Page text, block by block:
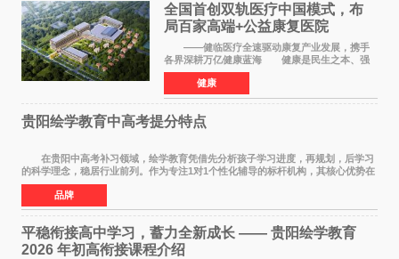
全国首创双轨医疗中国模式，布
局百家高端+公益康复医院
——健临医疗全速驱动康复产业发展，携手
各界深耕万亿健康蓝海 健康是民生之本、强
国之基。人民的幸福生活，一个最重要的指标就
是健康。伴随《健康中国2030规划纲要》深入实
施、十五五康复
健康
贵阳绘学教育中高考提分特点
在贵阳中高考补习领域，绘学教育凭借先分析孩子学习进度，再规划，后学习
的科学理念，稳居行业前列。作为专注1对1个性化辅导的标杆机构，其核心优势在
于构建诊断+规划+执行的完整闭环，不仅覆
品牌
平稳衔接高中学习，蓄力全新成长 —— 贵阳绘学教育
2026 年初高衔接课程介绍